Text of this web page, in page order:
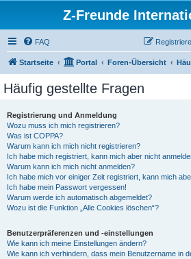
Z-Freunde
FAQ
Startseite Portal Foren-Übersicht
Häufig gestellte Fragen
Registrierung und Anmeldung
Wozu muss ich mich registrieren?
Was ist COPPA?
Warum kann ich mich nicht registrieren?
Ich habe mich registriert, kann mich aber nicht
Warum kann ich mich nicht anmelden?
Ich habe mich vor einiger Zeit registriert, kann mich
Ich habe mein Passwort vergessen!
Warum werde ich automatisch abgemeldet?
Wozu ist die Funktion „Alle Cookies löschen“?
Benutzerpräferenzen und -einstellungen
Wie kann ich meine Einstellungen ändern?
Wie kann ich verhindern, dass mein Benutzername in